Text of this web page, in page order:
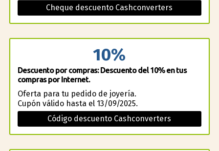
Cheque descuento Cashconverters
10%
Descuento por compras: Descuento del 10% en tus
compras por Internet.
Oferta para tu pedido de joyería.
Cupón válido hasta el 13/09/2025.
Código descuento Cashconverters